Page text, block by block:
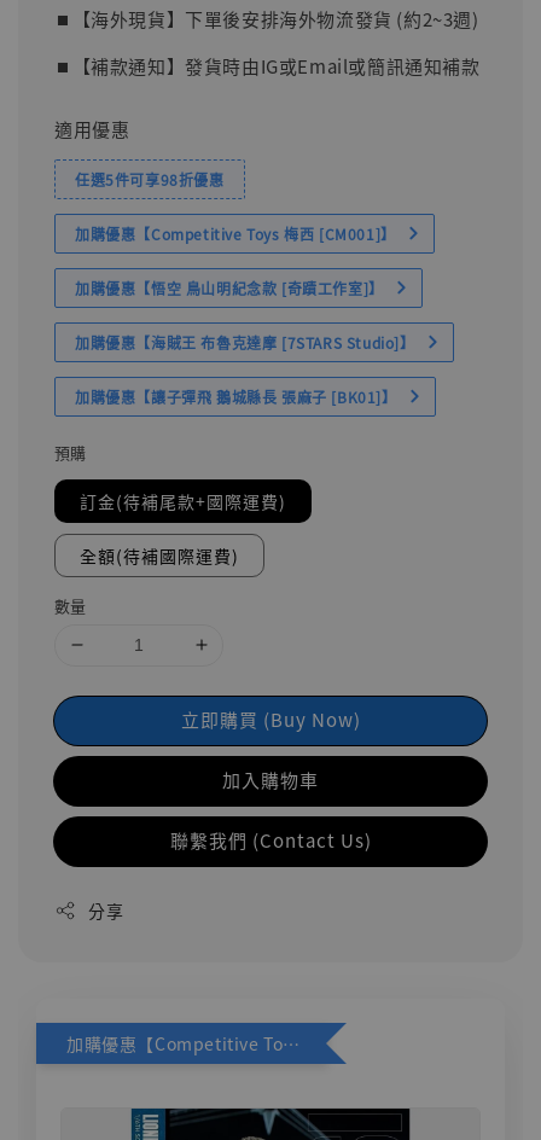
⏹︎【海外現貨】下單後安排海外物流發貨 (約2~3週)
⏹︎【補款通知】發貨時由IG或Email或簡訊通知補款
適用優惠
任選5件可享98折優惠
加購優惠【Competitive Toys 梅西 [CM001]】
加購優惠【悟空 鳥山明紀念款 [奇蹟工作室]】
加購優惠【海賊王 布魯克達摩 [7STARS Studio]】
加購優惠【讓子彈飛 鵝城縣長 張麻子 [BK01]】
預購
訂金(待補尾款+國際運費)
全額(待補國際運費)
數量
立即購買 (Buy Now)
加入購物車
聯繫我們 (Contact Us)
分享
加購優惠【Competitive Toys 梅西 [CM001]】